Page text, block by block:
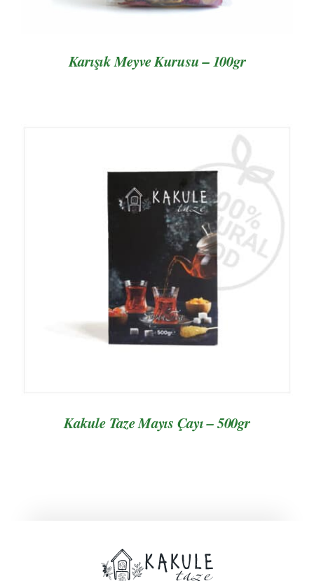
Karışık Meyve Kurusu – 100gr
AYRINTILAR
Kakule Taze Mayıs Çayı – 500gr